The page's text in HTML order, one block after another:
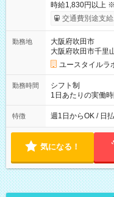
時給1,830円以上
考慮して決定します 【収入例】 週1回勤務の場合：1,830
間×4回=5万8,560円 週3回勤務の場合：1,830円×8時間
月 ※ 雇用形態と給
用形態：本採用時
交通費別途支給
勤務地
大阪府吹田市
大阪府吹田市千里
ユースタイルラ
勤務時間
シフト制
1日あたりの実働
00 ※週1日～OK ／ 夜勤専従 ＊＊ 勤務時間例 ＊＊ ■22時か
ら翌7時 ■23時から翌8
ます。 ※曜日固定
特徴 週1日からOK / 日
気になる！